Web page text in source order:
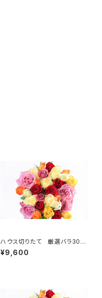
ハウス切りたて 厳選バラ30
本 ＜ご自宅用＞ 【送料無
料】
¥9,600